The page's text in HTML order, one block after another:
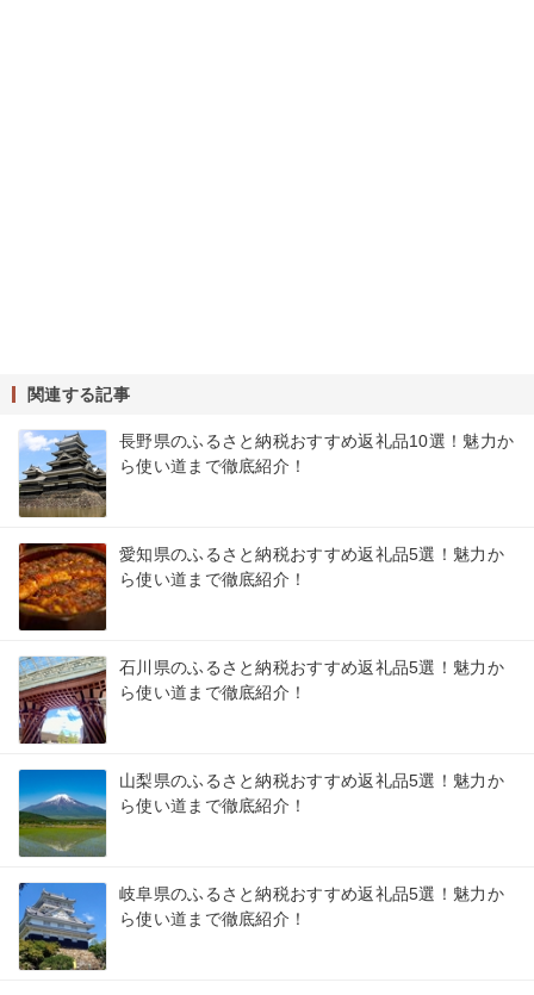
関連する記事
長野県のふるさと納税おすすめ返礼品10選！魅力か
ら使い道まで徹底紹介！
愛知県のふるさと納税おすすめ返礼品5選！魅力か
ら使い道まで徹底紹介！
石川県のふるさと納税おすすめ返礼品5選！魅力か
ら使い道まで徹底紹介！
山梨県のふるさと納税おすすめ返礼品5選！魅力か
ら使い道まで徹底紹介！
岐阜県のふるさと納税おすすめ返礼品5選！魅力か
ら使い道まで徹底紹介！